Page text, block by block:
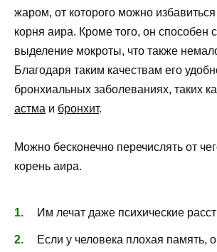
жаром, от которого можно
корня аира. Кроме того, он способен
выделение мокроты, что также
Благодаря таким качествам его
бронхиальных заболеваниях, таких
астма и бронхит.
Можно бесконечно перечислять от
корень аира.
Им лечат даже психические
Если у человека плохая память,